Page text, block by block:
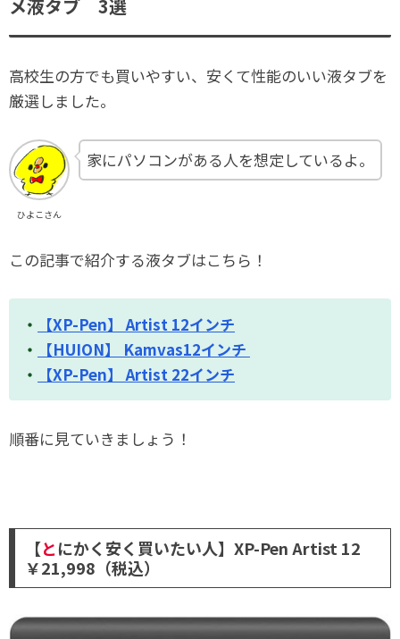
メ液タブ 3選
高校生の方でも買いやすい、安くて性能のいい液タブを
厳選しました。
ひよこさん
家にパソコンがある人を想定しているよ。
この記事で紹介する液タブはこちら！
・
【XP-Pen】 Artist 12インチ
・
【HUION】 Kamvas12インチ
・
【XP-Pen】 Artist 22インチ
順番に見ていきましょう！
【とにかく安く買いたい人】XP-Pen Artist 12
￥21,998（税込）